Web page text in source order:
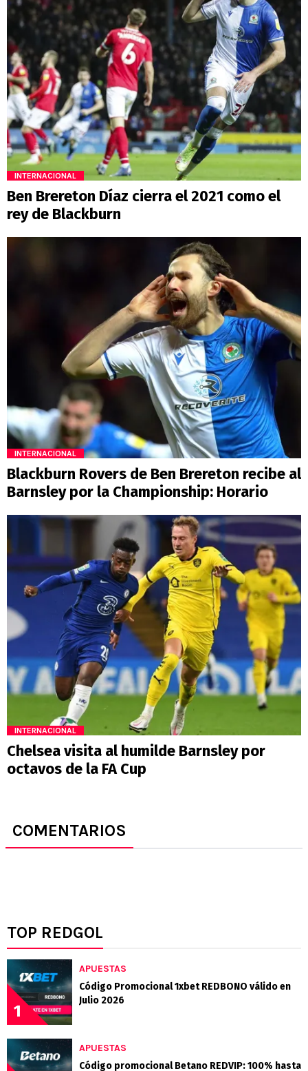
INTERNACIONAL
Ben Brereton Díaz cierra el 2021 como el
rey de Blackburn
INTERNACIONAL
Blackburn Rovers de Ben Brereton recibe al
Barnsley por la Championship: Horario
INTERNACIONAL
Chelsea visita al humilde Barnsley por
octavos de la FA Cup
COMENTARIOS
TOP REDGOL
1
APUESTAS
Código Promocional 1xbet REDBONO válido en
Julio 2026
APUESTAS
Código promocional Betano REDVIP: 100% hasta